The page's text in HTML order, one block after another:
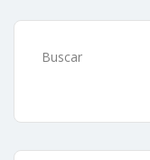
Buscar